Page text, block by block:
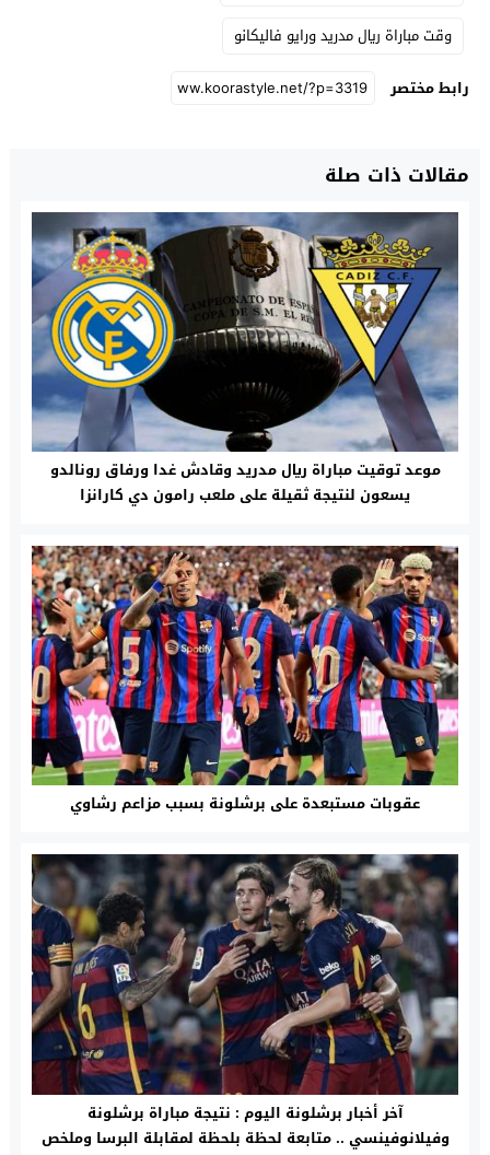
وقت مباراة ريال مدريد ورايو فاليكانو
رابط مختصر
مقالات ذات صلة
موعد توقيت مباراة ريال مدريد وقادش غدا ورفاق رونالدو
يسعون لنتيجة ثقيلة على ملعب رامون دي كارانزا
عقوبات مستبعدة على برشلونة بسبب مزاعم رشاوي
آخر أخبار برشلونة اليوم : نتيجة مباراة برشلونة
وفيلانوفينسي .. متابعة لحظة بلحظة لمقابلة البرسا وملخص